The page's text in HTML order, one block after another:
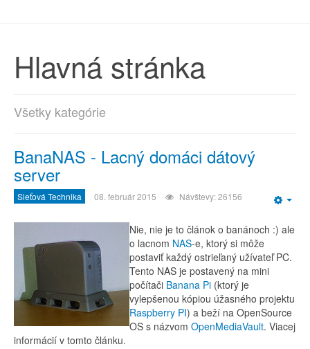
Hlavná stránka
Všetky kategórie
BanaNAS - Lacný domáci dátový
server
Sieťová Technika 08. február 2015 Návštevy: 26156
Nie, nie je to článok o banánoch :) ale
o lacnom NAS-e, ktorý si môže
postaviť každý ostrieľaný užívateľ PC.
Tento NAS je postavený na mini
počítači Banana Pi (ktorý je
vylepšenou kópiou úžasného projektu
Raspberry PI) a beží na OpenSource
OS s názvom OpenMediaVault. Viacej
informácií v tomto článku.